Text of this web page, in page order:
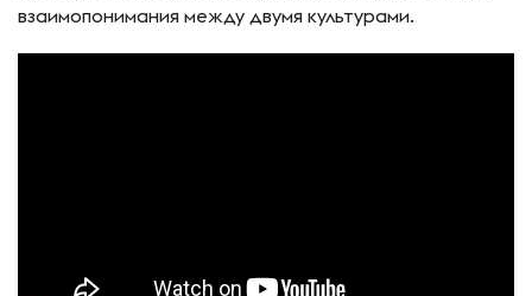
взаимопонимания между двумя культурами.